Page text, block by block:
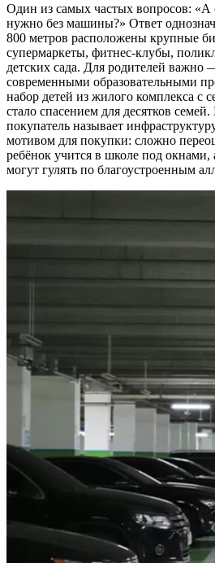
Один из самых частых вопросов: «А
нужно без машины?» Ответ
800 метров расположены крупные
супермаркеты, фитнес-клубы,
детских сада. Для родителей важно
современными образовательными
набор детей из жилого комплекса с
стало спасением для десятков
покупатель называет
мотивом для покупки: сложно
ребёнок учится в школе под
могут гулять по благоустроенным